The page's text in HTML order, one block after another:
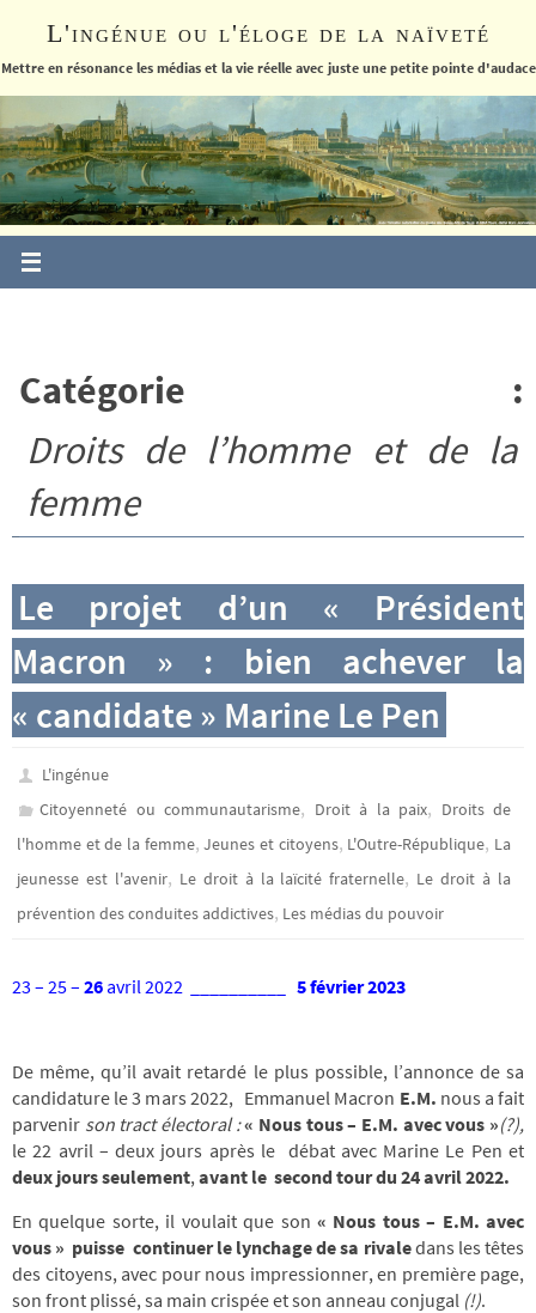
le
L'ingénue ou l'éloge de la naïveté
Mettre en résonance les médias et la vie réelle avec juste une petite pointe d'audace
Catégorie :
Droits de l’homme et de la
femme
Le projet d’un « Président
Macron » : bien achever la
« candidate » Marine Le Pen
L'ingénue
Citoyenneté ou communautarisme, Droit à la paix, Droits de
l'homme et de la femme,Jeunes et citoyens, L'Outre-République, La
jeunesse est l'avenir, Le droit à la laïcité fraternelle, Le droit à la
prévention des conduites addictives, Les médias du pouvoir
23 – 25– 26 avril 2022 __________ 5 février 2023
De même, qu’il avait retardé le plus possible, l’annonce de sa
candidature le 3 mars 2022, Emmanuel Macron E.M. nous a fait
parvenir son tract électoral :« Nous tous – E.M. avec vous »(?),
le 22 avril – deux jours après le débat avecMarine Le Pen et
deux jours seulement,avant le second tour du 24 avril 2022.
En quelque sorte, il voulait que son « Nous tous – E.M. avec
vous » puisse continuerle lynchage de sa rivaledans les têtes
des citoyens, avec pour nous impressionner, en première page,
son front plissé, sa main crispée et son anneau conjugal (!).